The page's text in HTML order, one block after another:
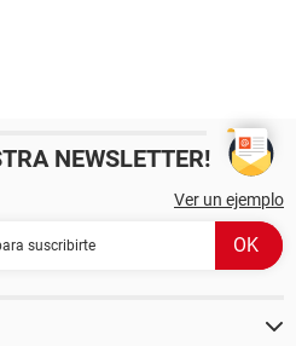
NEWSLETTER!
Ver un ejemplo